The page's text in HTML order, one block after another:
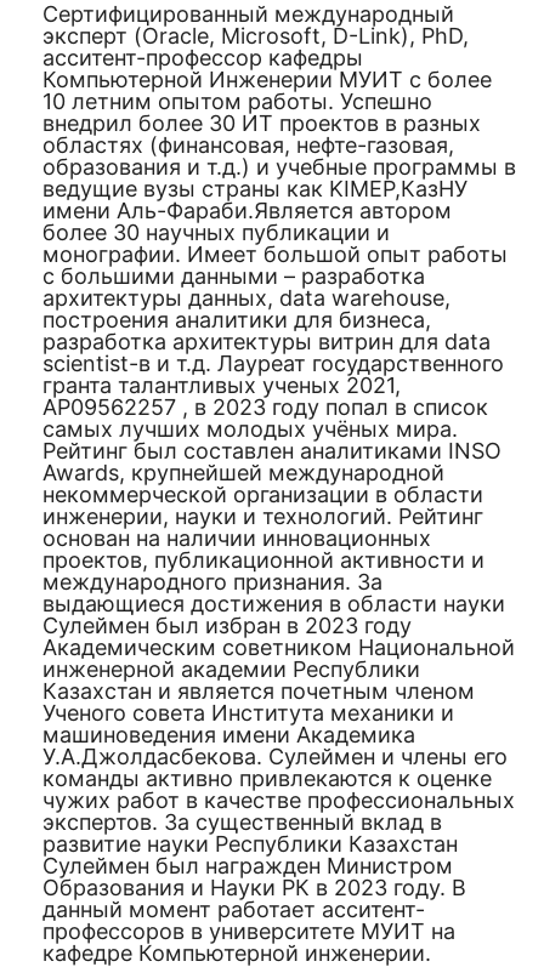
Сертифицированный международный
эксперт (Oracle, Microsoft, D-Link), PhD,
асситент-профессор кафедры
Компьютерной Инженерии МУИТ с более
10 летним опытом работы. Успешно
внедрил более 30 ИТ проектов в разных
областях (финансовая, нефте-газовая,
образования и т.д.) и учебные программы в
ведущие вузы страны как KIMEP,КазНУ
имени Аль-Фараби.Является автором
более 30 научных публикации и
монографии. Имеет большой опыт работы
с большими данными – разработка
архитектуры данных, data warehouse,
построения аналитики для бизнеса,
разработка архитектуры витрин для data
scientist-в и т.д. Лауреат государственного
гранта талантливых ученых 2021,
AP09562257 , в 2023 году попал в список
самых лучших молодых учёных мира.
Рейтинг был составлен аналитиками INSO
Awards, крупнейшей международной
некоммерческой организации в области
инженерии, науки и технологий. Рейтинг
основан на наличии инновационных
проектов, публикационной активности и
международного признания. За
выдающиеся достижения в области науки
Сулеймен был избран в 2023 году
Академическим советником Национальной
инженерной академии Республики
Казахстан и является почетным членом
Ученого совета Института механики и
машиноведения имени Академика
У.А.Джолдасбекова. Сулеймен и члены его
команды активно привлекаются к оценке
чужих работ в качестве профессиональных
экспертов. За существенный вклад в
развитие науки Республики Казахстан
Сулеймен был награжден Министром
Образования и Науки РК в 2023 году. В
данный момент работает асситент-
профессоров в университете МУИТ на
кафедре Компьютерной инженерии.